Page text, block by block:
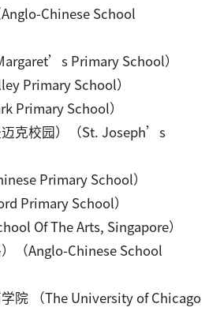
Chinese School
Primary School）
Primary School）
Primary School）
克校园）（St. Joseph’s
Primary School）
Primary School）
Of The Arts, Singapore）
（Anglo-Chinese School
院 （The University of Chicago